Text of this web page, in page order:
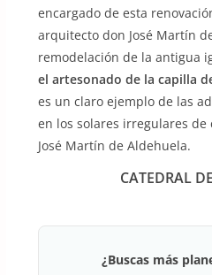
encargado de esta
arquitecto don José Martín
remodelación de la antigua
el artesonado de la capilla
es un claro ejemplo de las
en los solares irregulares
José Martín de Aldehuela.
CATEDRAL
¿Buscas más